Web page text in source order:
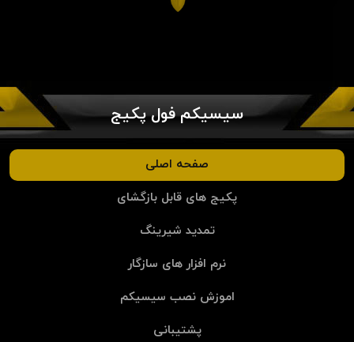
سیسیکم فول پکیج
صفحه اصلی
پکیج های قابل بازگشای
تمدید شیرینگ
نرم افزار های سازگار
اموزش نصب سیسیکم
پشتیبانی